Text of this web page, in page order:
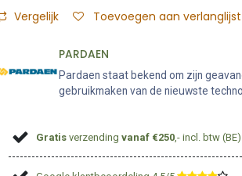
Vergelijk Toevoegen aan verlanglijst
PARDAEN
Pardaen staat bekend om zijn
gebruikmaken van de nieuwste
Gratis verzendingvanaf €250 ,- incl. btw (BE)